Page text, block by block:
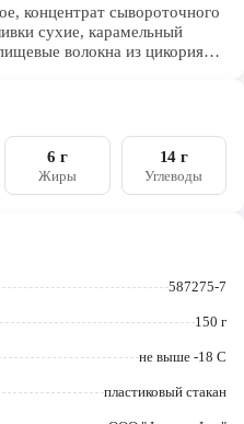
концентрат сывороточного
сухие, карамельный
волокна из цикория
кислота), консервант
(сорбит), инулин
(моно- и
(камедь
6 г
Жиры
14 г
Углеводы
587275-7
150 г
не выше -18 С
пластиковый стакан